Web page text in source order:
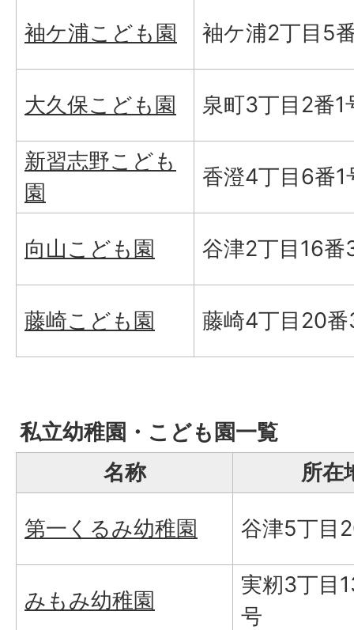
袖ケ浦こども園 袖ケ浦2丁目5
大久保こども園 泉町3丁目2番1
新習志野こども
園
香澄4丁目6番1
向山こども園 谷津2丁目16番
藤崎こども園 藤崎4丁目20
私立幼稚園・こども園一覧
名称
所在
第一くるみ幼稚園 谷津5丁目
みもみ幼稚園
実籾3丁目
号